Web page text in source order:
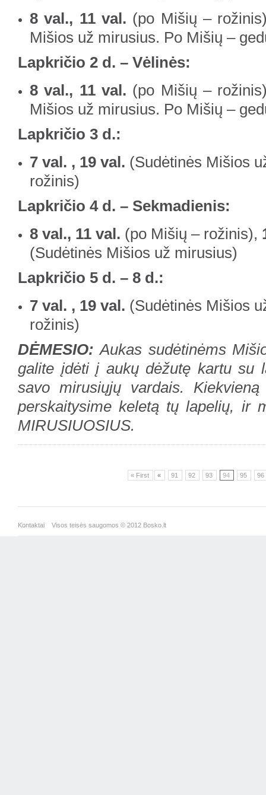
8 val., 11 val. (po Mišių –
Mišios už mirusius. Po Mišių –
Lapkričio 2 d. – Vėlinės:
8 val., 11 val. (po Mišių –
Mišios už mirusius. Po Mišių –
Lapkričio 3 d.:
7 val. , 19 val. (Sudėtinės Mišios
rožinis)
Lapkričio 4 d. – Sekmadienis:
8 val., 11 val. (po Mišių – rožinis),
(Sudėtinės Mišios už mirusius)
Lapkričio 5 d. – 8 d.:
7 val. , 19 val. (Sudėtinės Mišios
rožinis)
DĖMESIO: Aukas sudėtinėms
galite įdėti į aukų dėžutę kartu su
savo mirusiųjų vardais.
perskaitysime keletą tų lapelių, ir
MIRUSIUOSIUS.
« First « 91 92 93 94 95 96
Kontaktai Visos teisės saugomos © 2012 Bosko.lt